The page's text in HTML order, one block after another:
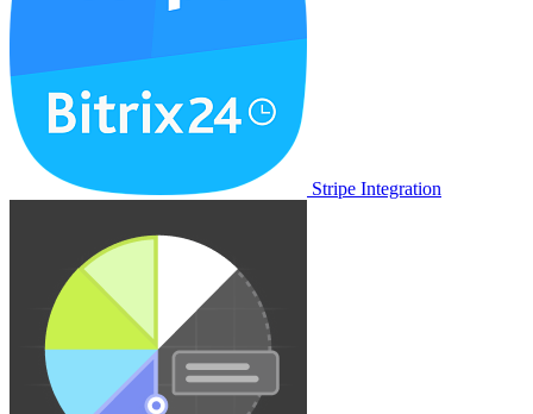
Stripe Integration